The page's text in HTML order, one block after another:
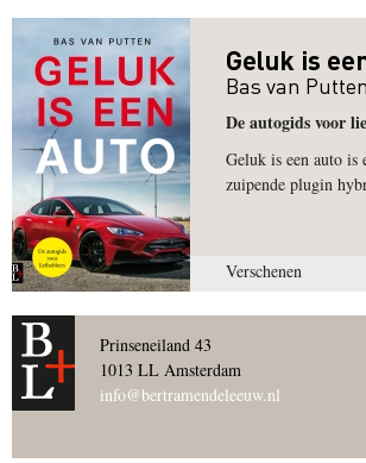
Geluk is
Bas van Putten
De autogids voor
Geluk is een auto is
zuipende plugin
Verschenen
Prinseneiland 43
1013 LL Amsterdam
info@bertramendeleeuw.nl